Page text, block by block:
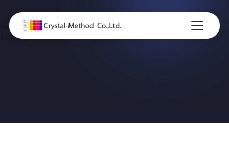
blog
AIブログ